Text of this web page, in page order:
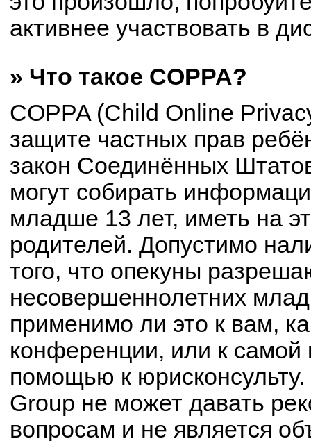
активнее участвовать в
» Что такое COPPA?
COPPA (Child Online
защите частных прав
закон Соединённых
могут собирать
младше 13 лет, иметь на
родителей. Допустимо
того, что опекуны
несовершеннолетних
применимо ли это к вам,
конференции, или к самой
помощью к
Group не может давать
вопросам и не является